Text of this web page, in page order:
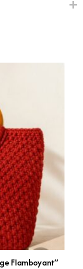
Flamboyant”